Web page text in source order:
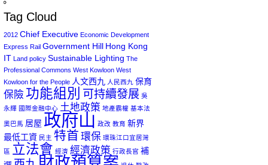
Tag Cloud
2012 Chief Executive Economic Development
Express Rail Government Hill Hong Kong
IT Land policy Sustainable Lighting The
Professional Commons West Kowloon West
Kowloon for the People 人文西九 人民西九 保育
保險 功能組別 可持續發展 吳
永輝 國際金融中心 土地政策 地產霸權 基本法
奧巴馬 居屋 政府山 政改 教育 新界
最低工資 民主 特首 環保 環珠江口宜居灣
區 立法會 經濟 經濟政策 行政長官 補